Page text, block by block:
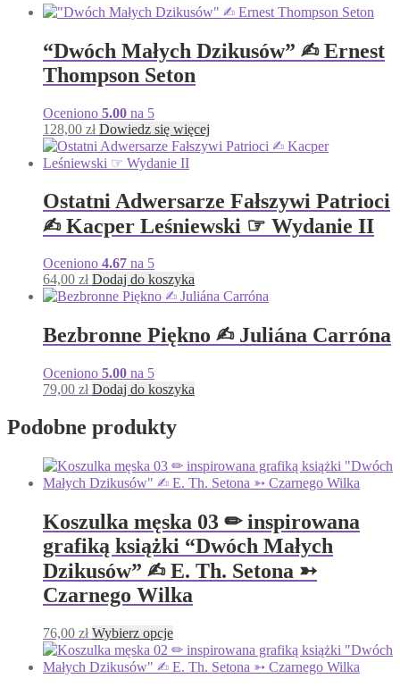
“Dwóch Małych Dzikusów” ✍︎ Ernest
Thompson Seton
Oceniono 5.00 na 5
128,00 zł Dowiedz się więcej
Ostatni Adwersarze Fałszywi Patrioci
✍︎ Kacper Leśniewski ☞ Wydanie II
Oceniono 4.67 na 5
64,00 zł Dodaj do koszyka
Bezbronne Piękno ✍︎ Juliána Carróna
Oceniono 5.00 na 5
79,00 zł Dodaj do koszyka
Podobne produkty
Koszulka męska 03 ✏︎ inspirowana
grafiką książki “Dwóch Małych
Dzikusów” ✍︎ E. Th. Setona ➳
Czarnego Wilka
76,00 zł Wybierz opcjeTen
produkt
ma